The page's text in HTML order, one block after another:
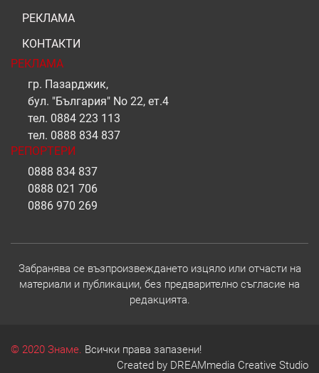
РЕКЛАМА
КОНТАКТИ
РЕКЛАМА
гр. Пазарджик,
бул. "България" No 22, ет.4
тел. 0884 223 113
тел. 0888 834 837
РЕПОРТЕРИ
0888 834 837
0888 021 706
0886 970 269
Забранява се възпроизвеждането изцяло или отчасти на
материали и публикации, без предварително съгласие на
редакцията.
© 2020 Знаме. Всички права запазени!
Created by DREAMmedia Creative Studio